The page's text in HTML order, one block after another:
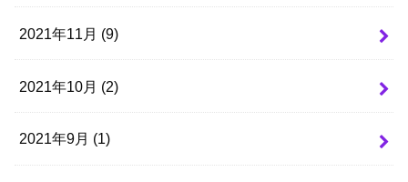
2021年11月 (9)
2021年10月 (2)
2021年9月 (1)